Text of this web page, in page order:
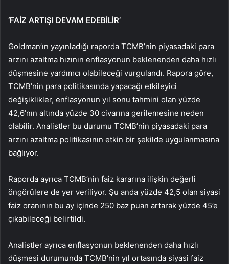
‘FAİZ ARTIŞI DEVAM EDEBİLİR’
Goldman’ın yayınladığı raporda TCMB’nin piyasadaki para
arzını azaltma hızının enflasyonun beklenenden daha hızlı
düşmesine yardımcı olabileceği vurgulandı. Rapora göre,
TCMB’nin para politikasında yapacağı etkileyici
değişiklikler, enflasyonun yıl sonu tahmini olan yüzde
42,6’nın altında yüzde 30 civarına gerilemesine neden
olabilir. Analistler bu durumu TCMB’nin piyasadaki para
arzını azaltma politikasının etkin bir şekilde uygulanmasına
bağlıyor.
Raporda ayrıca TCMB’nin faiz kararına ilişkin değerli
öngörülere de yer veriliyor. Şu anda yüzde 42,5 olan siyasi
faiz oranının bu ay içinde 250 baz puan artarak yüzde 45’e
çıkabileceği belirtildi.
Analistler ayrıca enflasyonun beklenenden daha hızlı
düşmesi durumunda TCMB’nin yıl ortasında siyasi faiz